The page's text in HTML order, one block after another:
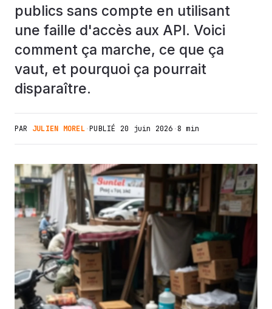
publics sans compte en utilisant
une faille d'accès aux API. Voici
comment ça marche, ce que ça
vaut, et pourquoi ça pourrait
disparaître.
PAR JULIEN MOREL·PUBLIÉ 20 juin 2026 ·8 min